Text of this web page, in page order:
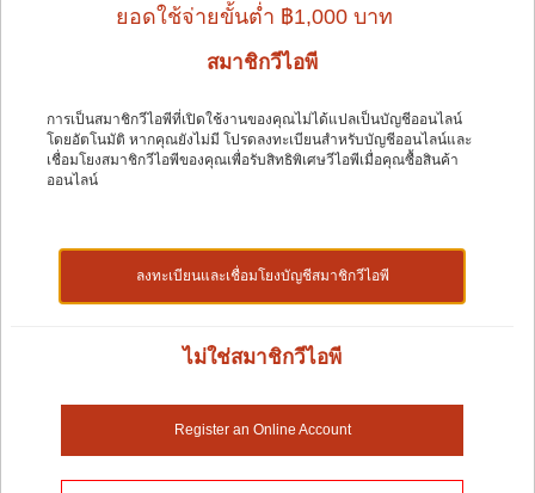
เสื้อผ้าและรองเท้า
เจ้าของสัตว์เลี้ยงเพียงอย่างเดียวอีกต่อไป ด้วยคอลเลกชั่น
น้องหมาดูดีได้แบบง่ายๆ
ยอดใช้จ่ายขั้นต่ำ ฿1,000 บาท
สมาชิกวีไอพี
การเป็นสมาชิกวีไอพีที่เปิดใช้งานของคุณไม่ได้แปลเป็นบัญชีออนไลน์
โดยอัตโนมัติ หากคุณยังไม่มี โปรดลงทะเบียนสำหรับบัญชีออนไลน์และ
เชื่อมโยงสมาชิกวีไอพีของคุณเพื่อรับสิทธิพิเศษวีไอพีเมื่อคุณซื้อสินค้า
ออนไลน์
ลงทะเบียนและเชื่อมโยงบัญชีสมาชิกวีไอพี
ไม่ใช่สมาชิกวีไอพี
Register an Online Account